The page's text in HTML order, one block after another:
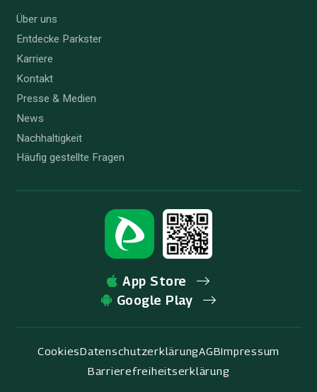
Über uns
Entdecke Parkster
Karriere
Kontakt
Presse & Medien
News
Nachhaltigkeit
Häufig gestellte Fragen
App Store
Google Play
CookiesDatenschutzerklärungAGBImpressum
Barrierefreiheitserklärung